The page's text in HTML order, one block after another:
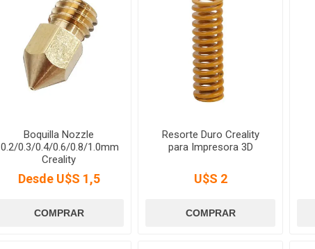
Boquilla Nozzle
0.2/0.3/0.4/0.6/0.8/1.0mm
Creality
Desde U$S 1,5
Resorte Duro Creality
para Impresora 3D
U$S 2